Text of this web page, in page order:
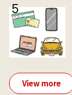
View more